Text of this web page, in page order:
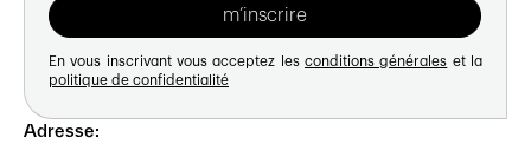
En vous inscrivant vous acceptez les conditions générales et la
politique de confidentialité
Adresse: